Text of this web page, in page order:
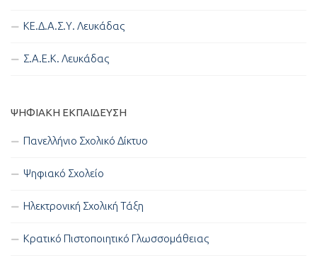
ΚΕ.Δ.Α.Σ.Υ. Λευκάδας
Σ.Α.Ε.Κ. Λευκάδας
ΨΗΦΙΑΚΉ ΕΚΠΑΊΔΕΥΣΗ
Πανελλήνιο Σχολικό Δίκτυο
Ψηφιακό Σχολείο
Ηλεκτρονική Σχολική Τάξη
Κρατικό Πιστοποιητικό Γλωσσομάθειας